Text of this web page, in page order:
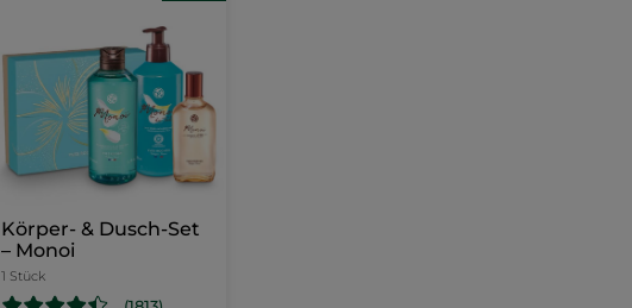
Körper- & Dusch-Set
– Monoi
1 Stück